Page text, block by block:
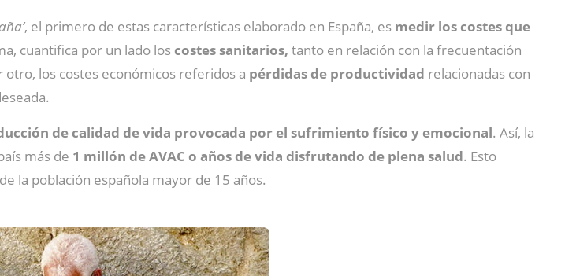
, el primero de estas características elaborado en España, es medir los costes que
cuantifica por un lado loscostes sanitarios, tanto en relación con la frecuentación
los costes económicos referidos a pérdidas de productividad relacionadas con
de calidad de vida provocada por el sufrimiento físico y emocional. Así, la
más de 1 millón de AVAC o años de vida disfrutando de plena salud. Esto
la población española mayor de 15 años.